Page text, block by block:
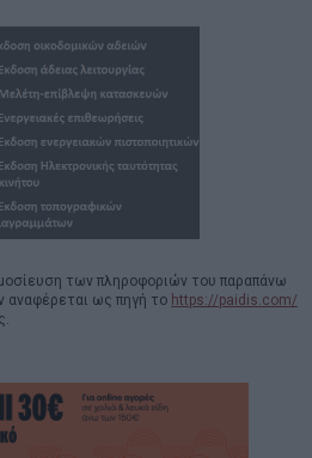
των πληροφοριών του παραπάνω
αναφέρεται ως πηγή το https://paidis.com/